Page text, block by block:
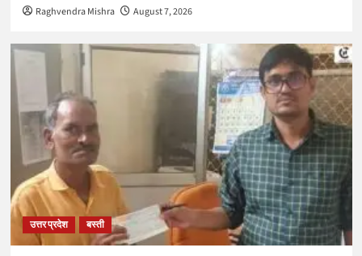
Raghvendra Mishra August 7, 2026
उत्तर प्रदेश बस्ती